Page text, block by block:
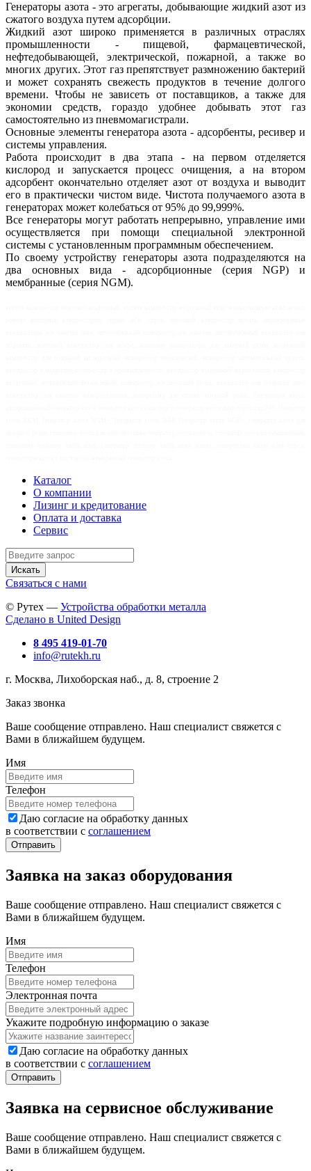
Генераторы азота - это агрегаты, добывающие жидкий азот из
сжатого воздуха путем адсорбции.
Жидкий азот широко применяется в различных отраслях
промышленности - пищевой, фармацевтической,
нефтедобывающей, электрической, пожарной, а также во
многих других. Этот газ препятствует размножению бактерий
и может сохранять свежесть продуктов в течение долгого
времени. Чтобы не зависеть от поставщиков, а также для
экономии средств, гораздо удобнее добывать этот газ
самостоятельно из пневмомагистрали.
Основные элементы генератора азота - адсорбенты, ресивер и
системы управления.
Работа происходит в два этапа - на первом отделяется
кислород и запускается процесс очищения, а на втором
адсорбент окончательно отделяет азот от воздуха и выводит
его в практически чистом виде. Чистота получаемого азота в
генераторах может колебаться от 95% до 99,999%.
Все генераторы могут работать непрерывно, управление ими
осуществляется при помощи специальной электронной
системы с установленным программным обеспечением.
По своему устройству генераторы азота подразделяются на
два основных вида - адсорбционные (серия NGP) и
мембранные (серия NGM).
Каталог
О компании
Лизинг и кредитование
Оплата и доставка
Сервис
Искать
Связаться с нами
© Рутех — Устройства обработки металла
Сделано в United Design
8 495 419-01-70
info@rutekh.ru
г. Москва, Лихоборская наб., д. 8, строение 2
Заказ звонка
Ваше сообщение отправлено. Наш специалист свяжется с
Вами в ближайшем будущем.
Имя
Телефон
Даю согласие на обработку данных
в соответствии с соглашением
Заявка на заказ оборудования
Ваше сообщение отправлено. Наш специалист свяжется с
Вами в ближайшем будущем.
Имя
Телефон
Электронная почта
Укажите подробную информацию о заказе
Даю согласие на обработку данных
в соответствии с соглашением
Заявка на сервисное обслуживание
Ваше сообщение отправлено. Наш специалист свяжется с
Вами в ближайшем будущем.